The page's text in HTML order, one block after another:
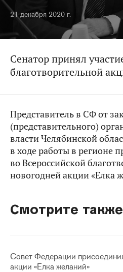
21 декабря 2020 г.
Сенатор принял
благотворительной
Представитель в СФ от
(представительного)
власти Челябинской
в ходе работы в регионе
во Всероссийской
новогодней акции «Елка
Смотрите также
Совет Федерации
акции «Елка желаний»